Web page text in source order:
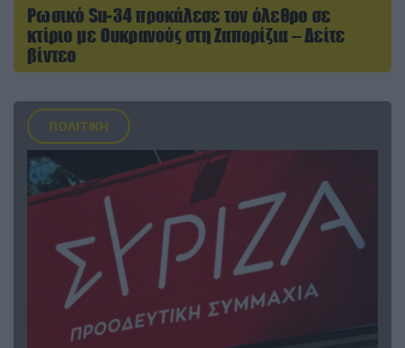
Ρωσικό Su-34 προκάλεσε τον όλεθρο σε
κτίριο με Ουκρανούς στη Ζαπορίζια – Δείτε
βίντεο
ΠΟΛΙΤΙΚΗ